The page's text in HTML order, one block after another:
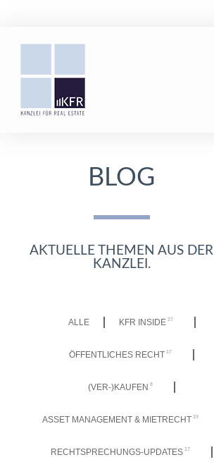
BLOG
AKTUELLE THEMEN AUS DER
KANZLEI.
ALLE KFR INSIDE 27
ÖFFENTLICHES RECHT 17
(VER-)KAUFEN 8
ASSET MANAGEMENT & MIETRECHT 19
RECHTSPRECHUNGS-UPDATES 17